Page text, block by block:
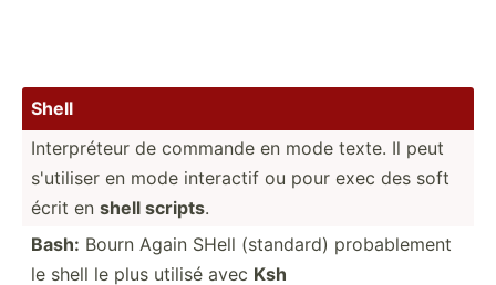
Shell
Interp­réteur de commande en mode texte. Il peut
s'utiliser en mode interactif ou pour exec des soft
écrit en shell scripts.
Bash: Bourn Again SHell (standard) probab­lement
le shell le plus utilisé avec Ksh